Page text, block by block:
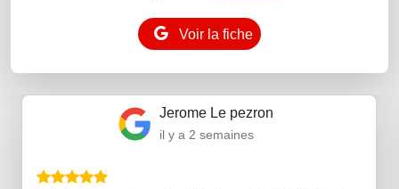
Voir la fiche
Jerome Le pezron
il y a 2 semaines